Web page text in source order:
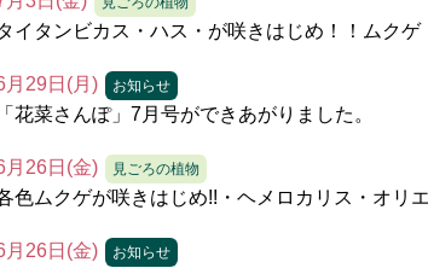
イタンビカス・ハス・が咲きはじめ！！ムク
月29日(月) お知らせ
「花菜さんぽ」7月号ができあがりました。
月26日(金) 見ごろの植物
色ムクゲが咲きはじめ!!・ヘメロカリス・オリ
月26日(金) お知らせ